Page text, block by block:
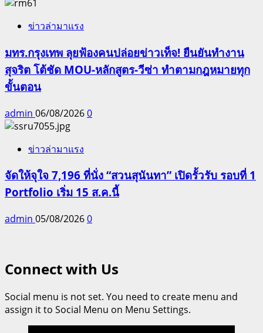
ข่าวล่ามาแรง
มทร.กรุงเทพ ลุยฟ้องคนปล่อยข่าวเท็จ! ยืนยันทำงาน
สุจริต โต้ชัด MOU-หลักสูตร-วีซ่า ทำตามกฎหมายทุก
ขั้นตอน
admin 06/08/20260
ข่าวล่ามาแรง
จัดให้จุใจ 7,196 ที่นั่ง “สวนสุนันทา” เปิดรั้วรับ รอบที่ 1
Portfolio เริ่ม 15 ส.ค.นี้
admin 05/08/20260
Connect with Us
Social menu is not set. You need to create menu and
assign it to Social Menu on Menu Settings.